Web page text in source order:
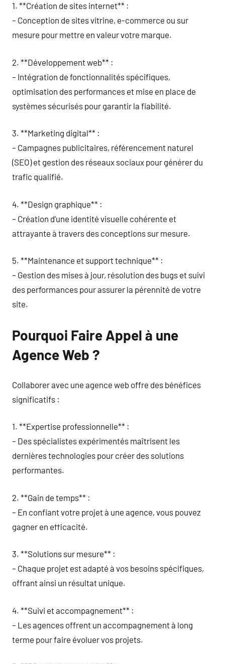
1. **Création de sites internet** :
– Conception de sites vitrine, e-commerce ou sur
mesure pour mettre en valeur votre marque.
2. **Développement web** :
– Intégration de fonctionnalités spécifiques,
optimisation des performances et mise en place de
systèmes sécurisés pour garantir la fiabilité.
3. **Marketing digital** :
– Campagnes publicitaires, référencement naturel
(SEO) et gestion des réseaux sociaux pour générer du
trafic qualifié.
4. **Design graphique** :
– Création d’une identité visuelle cohérente et
attrayante à travers des conceptions sur mesure.
5. **Maintenance et support technique** :
– Gestion des mises à jour, résolution des bugs et suivi
des performances pour assurer la pérennité de votre
site.
Pourquoi Faire Appel à une
Agence Web ?
Collaborer avec une agence web offre des bénéfices
significatifs :
1. **Expertise professionnelle** :
– Des spécialistes expérimentés maîtrisent les
dernières technologies pour créer des solutions
performantes.
2. **Gain de temps** :
– En confiant votre projet à une agence, vous pouvez
gagner en efficacité.
3. **Solutions sur mesure** :
– Chaque projet est adapté à vos besoins spécifiques,
offrant ainsi un résultat unique.
4. **Suivi et accompagnement** :
– Les agences offrent un accompagnement à long
terme pour faire évoluer vos projets.